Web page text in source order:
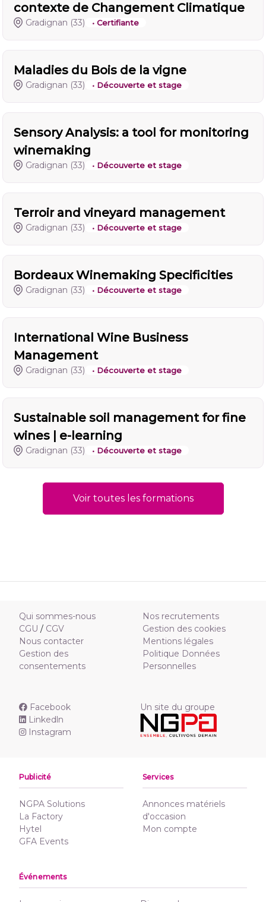
contexte de Changement Climatique
Gradignan (33) • Certifiante
Maladies du Bois de la vigne
Gradignan (33) • Découverte et stage
Sensory Analysis: a tool for monitoring
winemaking
Gradignan (33) • Découverte et stage
Terroir and vineyard management
Gradignan (33) • Découverte et stage
Bordeaux Winemaking Specificities
Gradignan (33) • Découverte et stage
International Wine Business
Management
Gradignan (33) • Découverte et stage
Sustainable soil management for fine
wines | e-learning
Gradignan (33) • Découverte et stage
Voir toutes les formations
Qui sommes-nous
CGU / CGV
Nous contacter
Gestion des
consentements
Nos recrutements
Gestion des cookies
Mentions légales
Politique Données
Personnelles
Facebook
Linkedln
Instagram
Un site du groupe
Publicité
NGPA Solutions
La Factory
Hytel
GFA Events
Services
Annonces matériels
d'occasion
Mon compte
Événements